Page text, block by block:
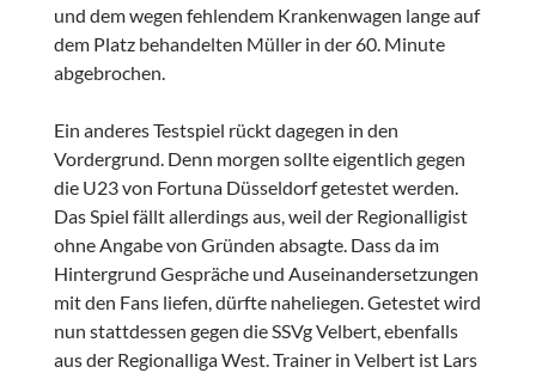
und dem wegen fehlendem Krankenwagen lange auf
dem Platz behandelten Müller in der 60. Minute
abgebrochen.
Ein anderes Testspiel rückt dagegen in den
Vordergrund. Denn morgen sollte eigentlich gegen
die U23 von Fortuna Düsseldorf getestet werden.
Das Spiel fällt allerdings aus, weil der Regionalligist
ohne Angabe von Gründen absagte. Dass da im
Hintergrund Gespräche und Auseinandersetzungen
mit den Fans liefen, dürfte naheliegen. Getestet wird
nun stattdessen gegen die SSVg Velbert, ebenfalls
aus der Regionalliga West. Trainer in Velbert ist Lars